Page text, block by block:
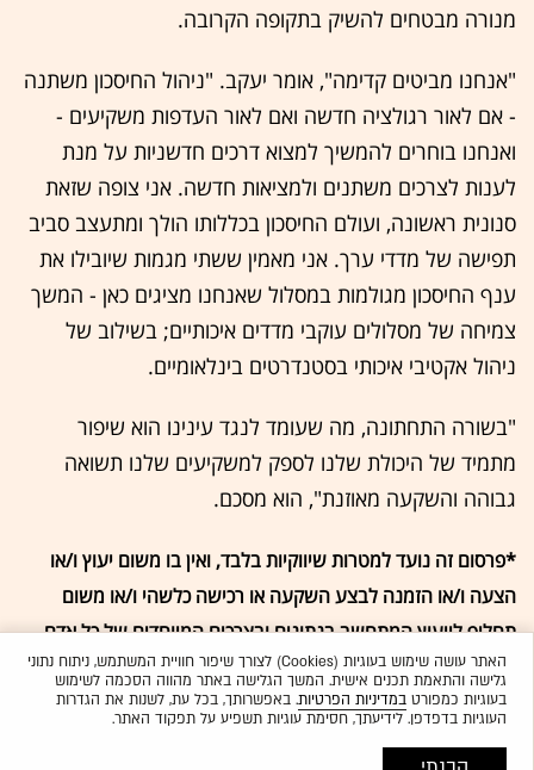
מנורה מבטחים להשיק בתקופה הקרובה.
"אנחנו מביטים קדימה", אומר יעקב. "ניהול החיסכון משתנה
- אם לאור רגולציה חדשה ואם לאור העדפות משקיעים -
ואנחנו בוחרים להמשיך למצוא דרכים חדשניות על מנת
לענות לצרכים משתנים ולמציאות חדשה. אני צופה שזאת
סנונית ראשונה, ועולם החיסכון בכללותו הולך ומתעצב סביב
תפישה של מדדי ערך. אני מאמין ששתי מגמות שיובילו את
ענף החיסכון מגולמות במסלול שאנחנו מציגים כאן - המשך
צמיחה של מסלולים עוקבי מדדים איכותיים; בשילוב של
ניהול אקטיבי איכותי בסטנדרטים בינלאומיים.
"בשורה התחתונה, מה שעומד לנגד עינינו הוא שיפור
מתמיד של היכולת שלנו לספק למשקיעים שלנו תשואה
גבוהה והשקעה מאוזנת", הוא מסכם.
*פרסום זה נועד למטרות שיווקיות בלבד, ואין בו משום יעוץ ו/או
הצעה ו/או הזמנה לבצע השקעה או רכישה כלשהי ו/או משום
תחליף לייעוץ המתחשב בנתונים ובצרכים המיוחדים של כל אדם.
האתר עושה שימוש בעוגיות (Cookies) לצורך שיפור חוויית המשתמש, ניתוח נתוני
גלישה והתאמת תכנים אישית. המשך הגלישה באתר מהווה הסכמה לשימוש
בעוגיות כמפורטבמדיניות הפרטיות. באפשרותך, בכל עת, לשנות את הגדרות
העוגיות בדפדפן. לידיעתך, חסימת עוגיות תשפיע על תפקוד האתר.